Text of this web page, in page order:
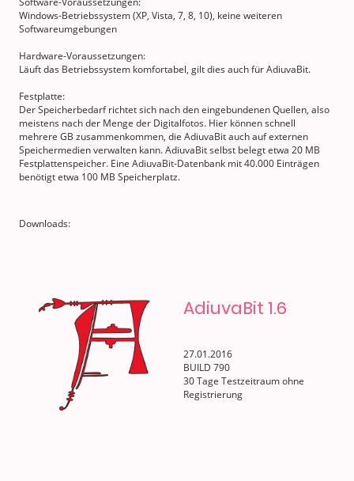
Windows-Betriebssystem (XP, Vista, 7, 8, 10), keine weiteren
Softwareumgebungen
Hardware-Voraussetzungen:
Läuft das Betriebssystem komfortabel, gilt dies auch für AdiuvaBit.
Festplatte:
Der Speicherbedarf richtet sich nach den eingebundenen Quellen, also
meistens nach der Menge der Digitalfotos. Hier können schnell
mehrere GB zusammenkommen, die AdiuvaBit auch auf externen
Speichermedien verwalten kann. AdiuvaBit selbst belegt etwa 20 MB
Festplattenspeicher. Eine AdiuvaBit-Datenbank mit 40.000 Einträgen
benötigt etwa 100 MB Speicherplatz.
Downloads:
AdiuvaBit 1.6
27.01.2016
BUILD 790
30 Tage Testzeitraum ohne
Registrierung